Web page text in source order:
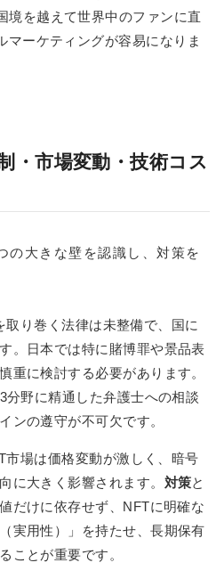
境を越えて世界中のファンに直
マーケティングが容易になりま
・市場変動・技術コス
の大きな壁を認識し、対策を
取り巻く法律は未整備で、国に
。日本では特に賭博罪や景品表
重に検討する必要があります。
分野に精通した弁護士への相談
ンの遵守が不可欠です。
市場は価格変動が激しく、暗号
に大きく影響されます。 対策と
だけに依存せず、NFTに明確な
実用性）」を持たせ、長期保有
ことが重要です。